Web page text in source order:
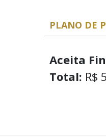
PLANO DE
Aceita
Total: R$